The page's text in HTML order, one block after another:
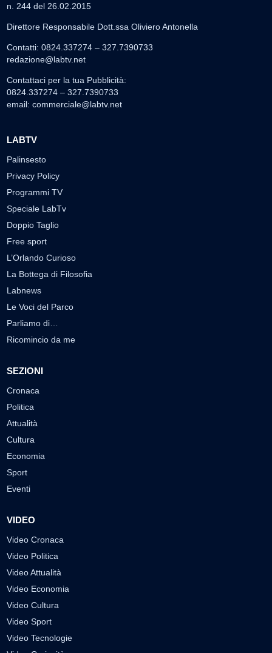
n. 244 del 26.02.2015
Direttore Responsabile Dott.ssa Oliviero Antonella
Contatti: 0824.337274 – 327.7390733
redazione@labtv.net
Contattaci per la tua Pubblicità:
0824.337274 – 327.7390733
email: commerciale@labtv.net
LABTV
Palinsesto
Privacy Policy
Programmi TV
Speciale LabTv
Doppio Taglio
Free sport
L’Orlando Curioso
La Bottega di Filosofia
Labnews
Le Voci del Parco
Parliamo di…
Ricomincio da me
SEZIONI
Cronaca
Politica
Attualità
Cultura
Economia
Sport
Eventi
VIDEO
Video Cronaca
Video Politica
Video Attualità
Video Economia
Video Cultura
Video Sport
Video Tecnologie